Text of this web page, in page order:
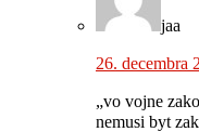
jaa
26. decembra
„vo vojne
nemusi byt